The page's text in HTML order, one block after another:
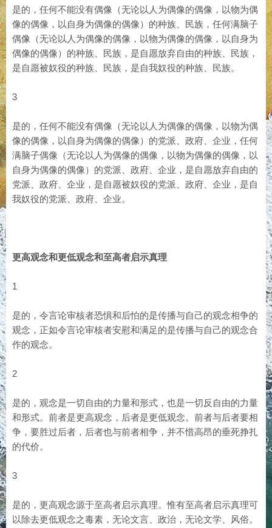
是的，任何不能没有偶像（无论以人为偶像的偶像，以物为偶
像的偶像，以自身为偶像的偶像）的种族、民族，任何满脑子
偶像（无论以人为偶像的偶像，以物为偶像的偶像，以自身为
偶像的偶像）的种族、民族，是自愿放弃自由的种族、民族，
是自愿被奴役的种族、民族，是自我奴役的种族、民族。
3
是的，任何不能没有偶像（无论以人为偶像的偶像，以物为偶
像的偶像，以自身为偶像的偶像）的党派、政府、企业，任何
满脑子偶像（无论以人为偶像的偶像，以物为偶像的偶像，以
自身为偶像的偶像）的党派、政府、企业，是自愿放弃自由的
党派、政府、企业，是自愿被奴役的党派、政府、企业，是自
我奴役的党派、政府、企业。
更高观念和更低观念和至高者启示真理
1
是的，令言论审核者恐惧和后怕的是传播与自己的观念相争的
观念，正如令言论审核者安慰和满足的是传播与自己的观念合
作的观念。
2
是的，观念是一切自由的力量和形式，也是一切反自由的力量
和形式。前者是更高观念，后者是更低观念。前者与后者要相
争，要胜过后者，后者也与前者相争，并不惜高昂的垂死挣扎
的代价。
3
是的，更高观念源于至高者启示真理。惟有至高者启示真理可
以除去更低观念之毒素，无论文言、政治，无论文学、风俗。